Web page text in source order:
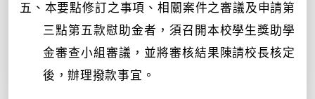
五 、 本要點修訂之事項、相關案件之審議及申請第
三點第五款慰助金者，須召開本校學生獎助學
金審查小組審議，並將審核結果陳請校長核定
後，辦理撥款事宜。